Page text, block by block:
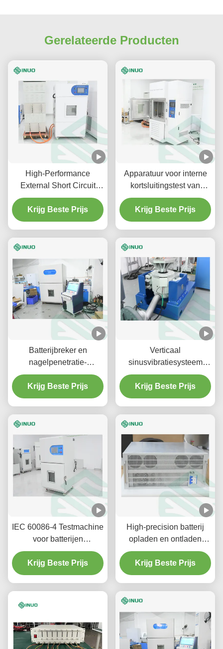
Gerelateerde Producten
High-Performance
External Short Circuit
Tester voor de
beoordeling van lithium-
ionbatterijen
Krijg Beste Prijs
Apparatuur voor interne
kortsluitingstest van
lithium-ionbatterijen
volgens IEC 62133-2
Krijg Beste Prijs
Batterijbreker en
nagelpenetratie-
testkamer
Batterijveiligheidstoetsapparatuur
300kN
Krijg Beste Prijs
Verticaal
sinusvibratiesysteem
Testapparatuur voor EV-
batterijen
Krijg Beste Prijs
IEC 60086-4 Testmachine
voor batterijen
Lithiumbatterijen
Krijg Beste Prijs
High-precision batterij
opladen en ontladen
tester 60V 120A met
volledig onafhankelijke
kanalen voor
Krijg Beste Prijs